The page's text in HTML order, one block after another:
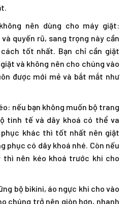
nên dùng cho máy giặt:
quyến rũ, sang trọng này cần
tốt nhất. Bạn chỉ cần giặt
và không nên cho chúng vào
được mới mẻ và bắt mắt như
nếu bạn không muốn bộ trang
tinh tế và dây khoá có thể va
khác thì tốt nhất nên giặt
phục có dây khoá nhé. Còn nếu
thì nên kéo khoá trước khi cho
bộ bikini, áo ngực khi cho vào
chúng trở nên giòn hơn, nhanh